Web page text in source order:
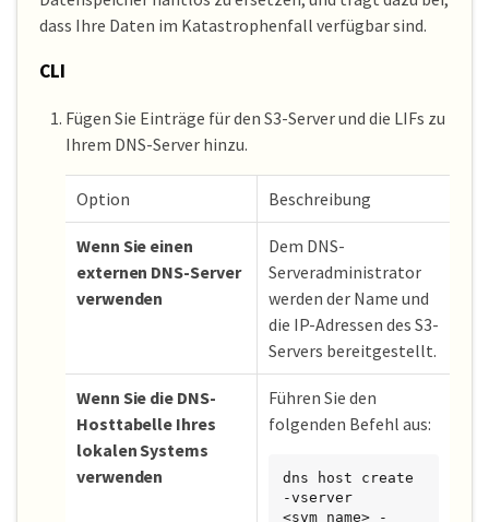
dass Ihre Daten im Katastrophenfall verfügbar sind.
CLI
Fügen Sie Einträge für den S3-Server und die LIFs zu
Ihrem DNS-Server hinzu.
Option Beschreibung
Wenn Sie einen
externen DNS-Server
verwenden
Dem DNS-
Serveradministrator
werden der Name und
die IP-Adressen des S3-
Servers bereitgestellt.
Wenn Sie die DNS-
Hosttabelle Ihres
lokalen Systems
verwenden
Führen Sie den
folgenden Befehl aus:
dns host create
-vserver
<svm_name> -